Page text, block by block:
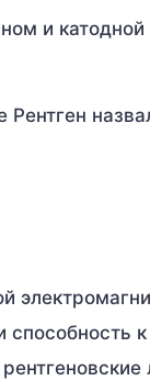
и катодной
Рентген
способность